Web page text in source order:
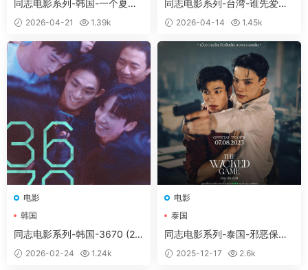
♥解压方法：本网站大部分文件均采用分卷压缩，下
载时，请务必全部下载下来后解压第一个压缩包即
可，文件下载后务必阅读「点击下载」下方的文字。
♥解压密码：请在获取会员后，依次点击「立即下
载」-然后「点击下载」下方有一段文字，请认真阅
读下！！！
提示无法解压：
压缩包使用了最新的RAR4和Z7压缩
方案， 并且我使用的是WinRAR 这款软件 压缩的。如
果你无法解压可以尝试使用这个软件解压。Mac电脑
可以尝试使用
MacZip解压软件。
下载后提示解压失败
请尝试使用RAR自带修复功
能，如依然无法解压请重新下载。
解压后视频无法播放：部分视频使用H256格式压
缩，请下载支持H256格式播放器
这里小编给大家准备了一些好用的软件工具，你们可
同志电影系列-韩国-一个夏夜
어느 여름날 밤에 (2017)
2026-04-21 1.39k
同志电影系列-台湾-谁先爱上
他的 誰先愛上他的 (2018)
2026-04-14 1.45k
电影
韩国
同志电影系列-韩国-3670 (20
25)2026-02-24 1.24k
电影
泰国
同志电影系列-泰国-邪恶保镖 เ
กมชั่วร้าย (2025)
2025-12-17 2.6k